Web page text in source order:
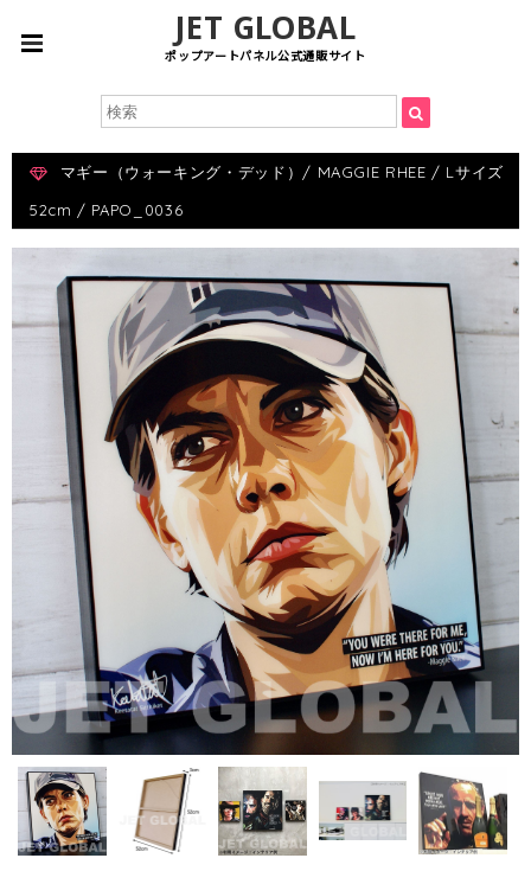
JET GLOBAL
ポップアートパネル公式通販サイト
マギー（ウォーキング・デッド）/ MAGGIE RHEE / Lサイズ
52cm / PAPO_0036